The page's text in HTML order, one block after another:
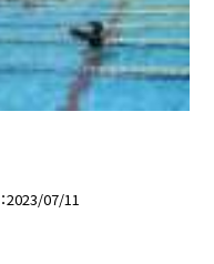
2023/07/11